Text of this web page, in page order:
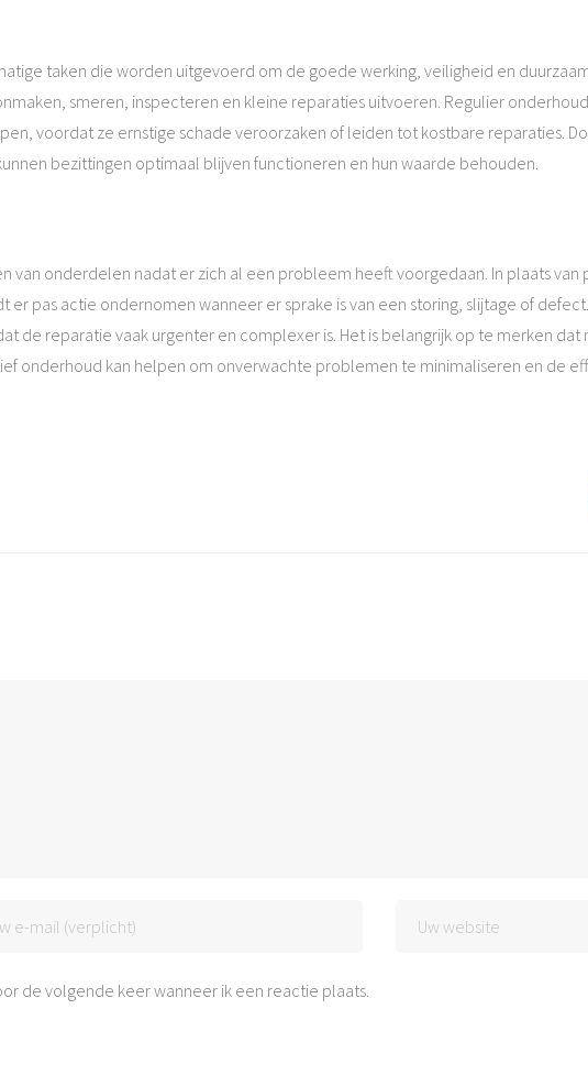
taken die worden uitgevoerd om de goede werking, veiligheid en
smeren, inspecteren en kleine reparaties uitvoeren. Regulier
voordat ze ernstige schade veroorzaken of leiden tot kostbare reparaties.
bezittingen optimaal blijven functioneren en hun waarde behouden.
van onderdelen nadat er zich al een probleem heeft voorgedaan. In plaats van
pas actie ondernomen wanneer er sprake is van een storing, slijtage of
de reparatie vaak urgenter en complexer is. Het is belangrijk op te merken
onderhoud kan helpen om onverwachte problemen te minimaliseren en de
de volgende keer wanneer ik een reactie plaats.